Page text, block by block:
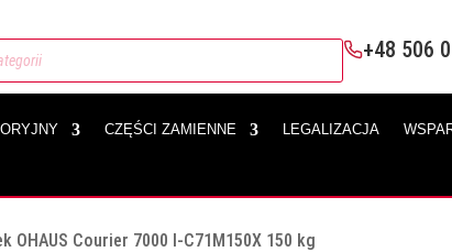
+48 506
CZĘŚCI ZAMIENNE LEGALIZACJA
OHAUS Courier 7000 I-C71M150X 150 kg